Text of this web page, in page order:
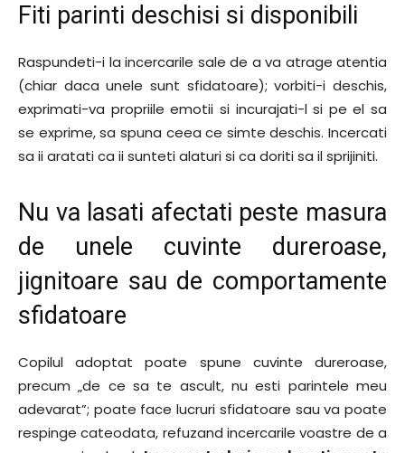
Fiti parinti deschisi si disponibili
Raspundeti-i la incercarile sale de a va atrage atentia
(chiar daca unele sunt sfidatoare); vorbiti-i deschis,
exprimati-va propriile emotii si incurajati-l si pe el sa
se exprime, sa spuna ceea ce simte deschis. Incercati
sa ii aratati ca ii sunteti alaturi si ca doriti sa il sprijiniti.
Nu va lasati afectati peste masura
de unele cuvinte dureroase,
jignitoare sau de comportamente
sfidatoare
Copilul adoptat poate spune cuvinte dureroase,
precum „de ce sa te ascult, nu esti parintele meu
adevarat”; poate face lucruri sfidatoare sau va poate
respinge cateodata, refuzand incercarile voastre de a